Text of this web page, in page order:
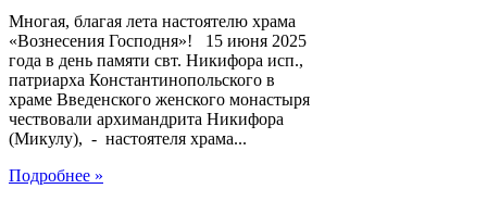
Многая, благая лета настоятелю храма
«Вознесения Господня»! 15 июня 2025
года в день памяти свт. Никифора исп.,
патриарха Константинопольского в
храме Введенского женского монастыря
чествовали архимандрита Никифора
(Микулу), - настоятеля храма...
Подробнее »